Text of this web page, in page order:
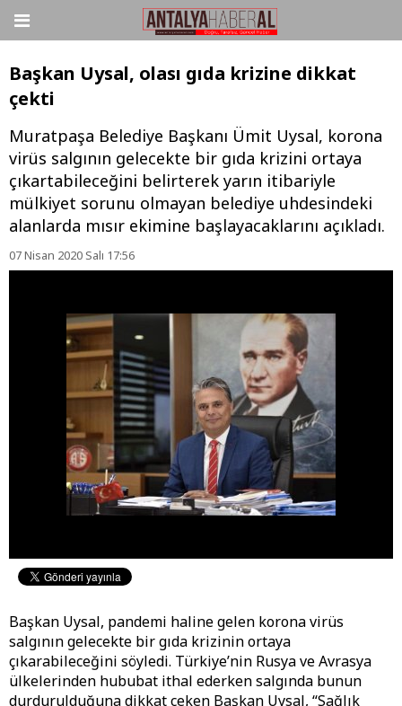
Başkan Uysal, olası gıda krizine dikkat
çekti
Muratpaşa Belediye Başkanı Ümit Uysal, korona
virüs salgının gelecekte bir gıda krizini ortaya
çıkartabileceğini belirterek yarın itibariyle
mülkiyet sorunu olmayan belediye uhdesindeki
alanlarda mısır ekimine başlayacaklarını açıkladı.
07 Nisan 2020 Salı 17:56
Başkan Uysal, pandemi haline gelen korona virüs
salgının gelecekte bir gıda krizinin ortaya
çıkarabileceğini söyledi. Türkiye’nin Rusya ve Avrasya
ülkelerinden hububat ithal ederken salgında bunun
durdurulduğuna dikkat çeken Başkan Uysal, “Sağlık